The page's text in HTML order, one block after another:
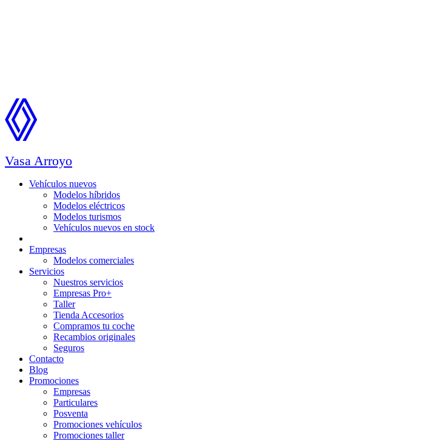
Vasa Arroyo
Vehículos nuevos
Modelos híbridos
Modelos eléctricos
Modelos turismos
Vehículos nuevos en stock
Empresas
Modelos comerciales
Servicios
Nuestros servicios
Empresas Pro+
Taller
Tienda Accesorios
Compramos tu coche
Recambios originales
Seguros
Contacto
Blog
Promociones
Empresas
Particulares
Posventa
Promociones vehículos
Promociones taller